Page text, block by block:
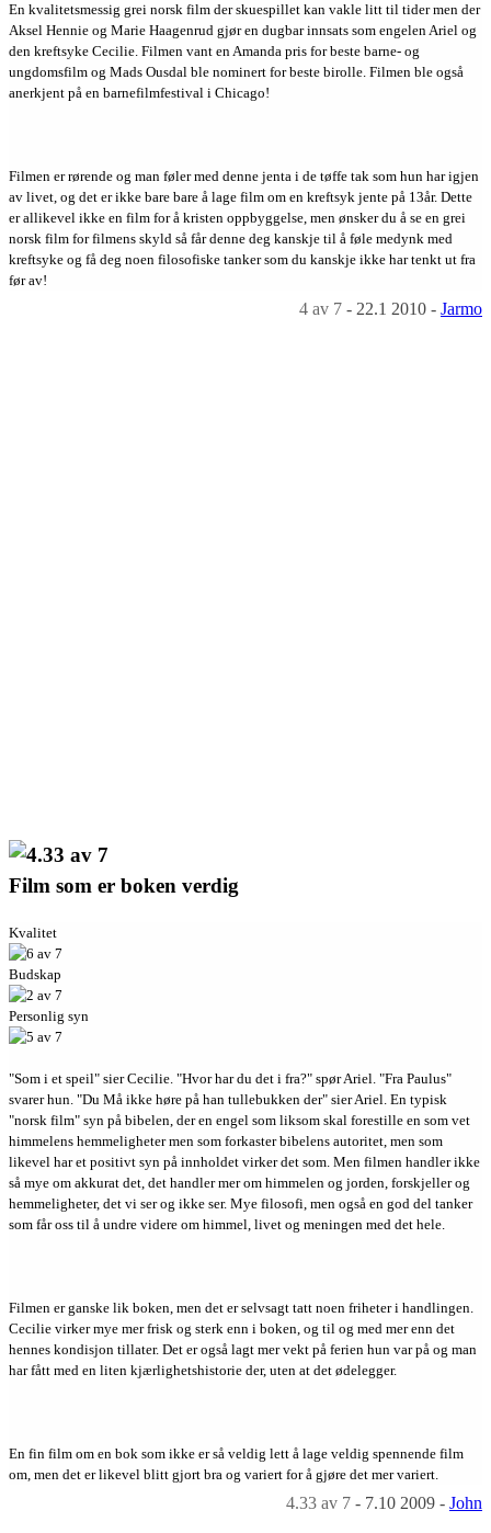
En kvalitetsmessig grei norsk film der skuespillet kan vakle litt til tider men der
Aksel Hennie og Marie Haagenrud gjør en dugbar innsats som engelen Ariel og
den kreftsyke Cecilie. Filmen vant en Amanda pris for beste barne- og
ungdomsfilm og Mads Ousdal ble nominert for beste birolle. Filmen ble også
anerkjent på en barnefilmfestival i Chicago!
Filmen er rørende og man føler med denne jenta i de tøffe tak som hun har igjen
av livet, og det er ikke bare bare å lage film om en kreftsyk jente på 13år. Dette
er allikevel ikke en film for å kristen oppbyggelse, men ønsker du å se en grei
norsk film for filmens skyld så får denne deg kanskje til å føle medynk med
kreftsyke og få deg noen filosofiske tanker som du kanskje ikke har tenkt ut fra
før av!
4 av 7 - 22.1 2010 - Jarmo
Film som er boken verdig
Kvalitet
Budskap
Personlig syn
"Som i et speil" sier Cecilie. "Hvor har du det i fra?" spør Ariel. "Fra Paulus"
svarer hun. "Du Må ikke høre på han tullebukken der" sier Ariel. En typisk
"norsk film" syn på bibelen, der en engel som liksom skal forestille en som vet
himmelens hemmeligheter men som forkaster bibelens autoritet, men som
likevel har et positivt syn på innholdet virker det som. Men filmen handler ikke
så mye om akkurat det, det handler mer om himmelen og jorden, forskjeller og
hemmeligheter, det vi ser og ikke ser. Mye filosofi, men også en god del tanker
som får oss til å undre videre om himmel, livet og meningen med det hele.
Filmen er ganske lik boken, men det er selvsagt tatt noen friheter i handlingen.
Cecilie virker mye mer frisk og sterk enn i boken, og til og med mer enn det
hennes kondisjon tillater. Det er også lagt mer vekt på ferien hun var på og man
har fått med en liten kjærlighetshistorie der, uten at det ødelegger.
En fin film om en bok som ikke er så veldig lett å lage veldig spennende film
om, men det er likevel blitt gjort bra og variert for å gjøre det mer variert.
4.33 av 7 - 7.10 2009 - John